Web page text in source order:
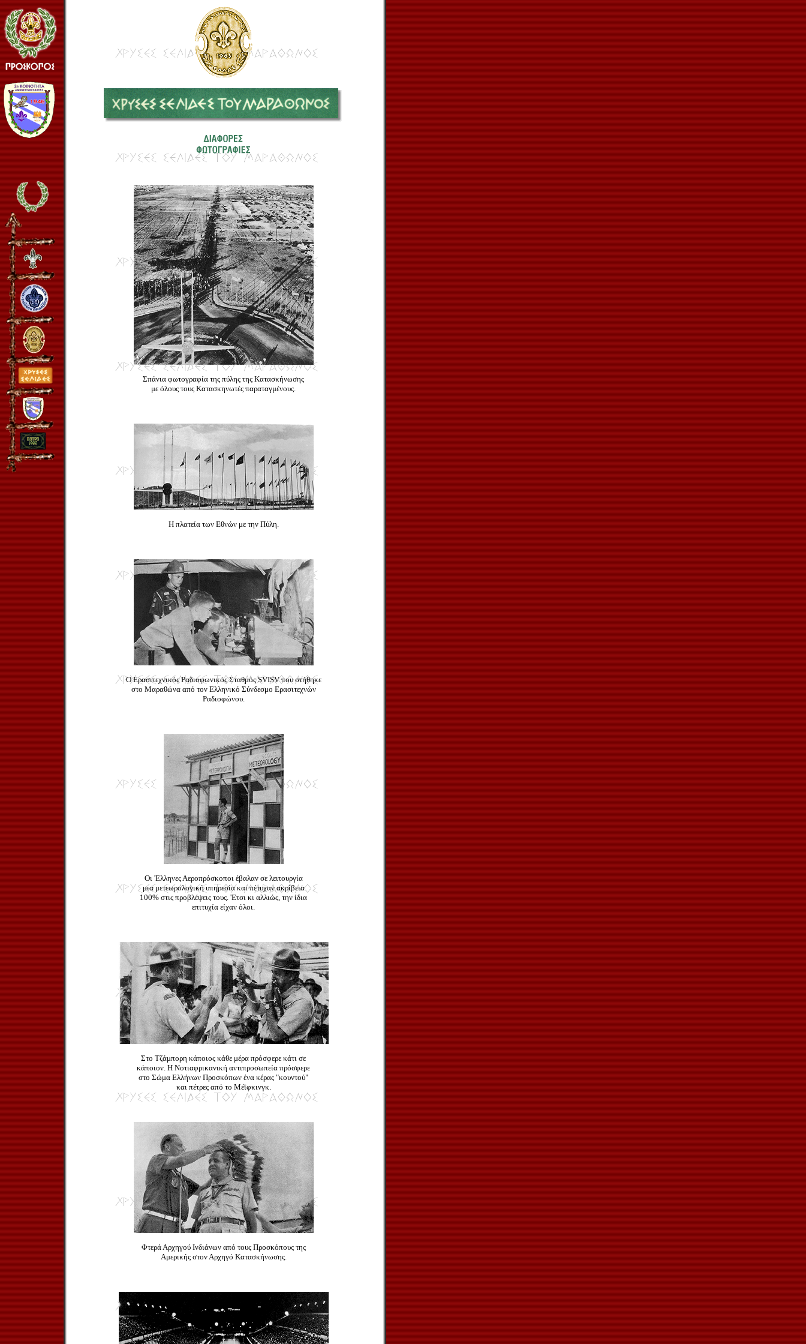
Σπάνια φωτογραφία της πύλης της Κατασκήνωσης
με όλους τους Κατασκηνωτές παραταγμένους.
Η πλατεία των Εθνών με την Πύλη.
Ο Ερασιτεχνικός Ραδιοφωνικός Σταθμός SVISV που στήθηκε
στο Μαραθώνα από τον Ελληνικό Σύνδεσμο Ερασιτεχνών
Ραδιοφώνου.
Οι 'Eλληνες Αεροπρόσκοποι έβαλαν σε λειτουργία
μια μετεωρολογική υπηρεσία και πέτυχαν ακρίβεια
100% στις προβλέψεις τους. 'Eτσι κι αλλιώς, την ίδια
επιτυχία είχαν όλοι.
Στο Τζάμπορη κάποιος κάθε μέρα πρόσφερε κάτι σε
κάποιον. Η Νοτιαφρικανική αντιπροσωπεία πρόσφερε
στο Σώμα Ελλήνων Προσκόπων ένα κέρας "κουντού"
και πέτρες από το Μέϊφκινγκ.
Φτερά Αρχηγού Ινδιάνων από τους Προσκόπους της
Αμερικής στον Αρχηγό Κατασκήνωσης.